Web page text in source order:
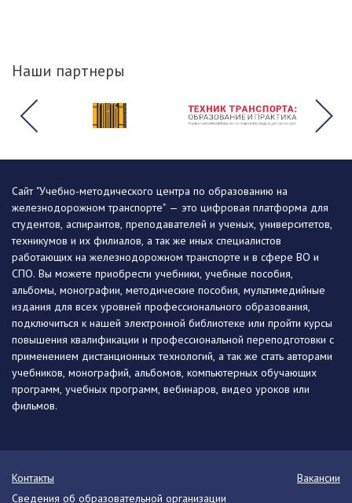
Наши партнеры
Сайт "Учебно-методического центра по образованию на
железнодорожном транспорте" — это цифровая платформа для
студентов, аспирантов, преподавателей и ученых, университетов,
техникумов и их филиалов, а так же иных специалистов
работающих на железнодорожном транспорте и в сфере ВО и
СПО. Вы можете приобрести учебники, учебные пособия,
альбомы, монографии, методические пособия, мультимедийные
издания для всех уровней профессионального образования,
подключиться к нашей электронной библиотеке или пройти курсы
повышения квалификации и профессиональной переподготовки с
применением дистанционных технологий, а так же стать авторами
учебников, монографий, альбомов, компьютерных обучающих
программ, учебных программ, вебинаров, видео уроков или
фильмов.
Контакты
Вакансии
Сведения об образовательной организации